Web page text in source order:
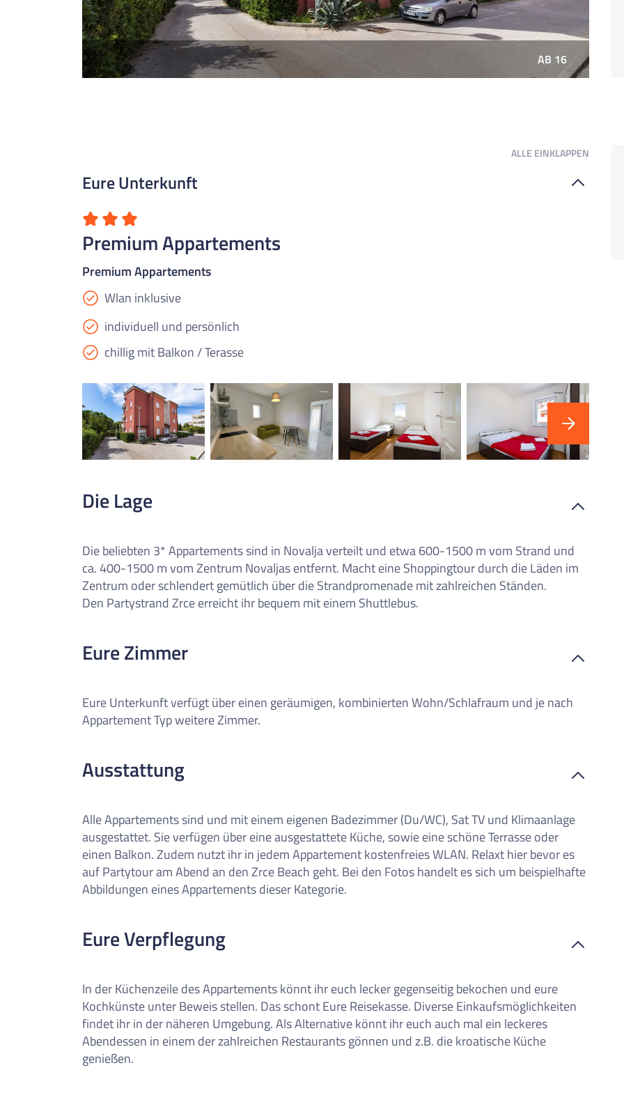
0Reise/n auf deiner Merkliste
AB 16
ALLE EINKLAPPEN
Eure Unterkunft
Premium Appartements
Premium Appartements
Wlan inklusive
individuell und persönlich
chillig mit Balkon / Terasse
Die Lage
Die beliebten 3* Appartements sind in Novalja verteilt und etwa 600-1500 m vom Strand und
ca. 400-1500 m vom Zentrum Novaljas entfernt. Macht eine Shoppingtour durch die Läden im
Zentrum oder schlendert gemütlich über die Strandpromenade mit zahlreichen Ständen.
Den Partystrand Zrce erreicht ihr bequem mit einem Shuttlebus.
Eure Zimmer
Eure Unterkunft verfügt über einen geräumigen, kombinierten Wohn/Schlafraum und je nach
Appartement Typ weitere Zimmer.
Ausstattung
Alle Appartements sind und mit einem eigenen Badezimmer (Du/WC), Sat TV und Klimaanlage
ausgestattet. Sie verfügen über eine ausgestattete Küche, sowie eine schöne Terrasse oder
einen Balkon. Zudem nutzt ihr in jedem Appartement kostenfreies WLAN. Relaxt hier bevor es
auf Partytour am Abend an den Zrce Beach geht. Bei den Fotos handelt es sich um beispielhafte
Abbildungen eines Appartements dieser Kategorie.
Eure Verpflegung
In der Küchenzeile des Appartements könnt ihr euch lecker gegenseitig bekochen und eure
Kochkünste unter Beweis stellen. Das schont Eure Reisekasse. Diverse Einkaufsmöglichkeiten
findet ihr in der näheren Umgebung. Als Alternative könnt ihr euch auch mal ein leckeres
Abendessen in einem der zahlreichen Restaurants gönnen und z.B. die kroatische Küche
genießen.